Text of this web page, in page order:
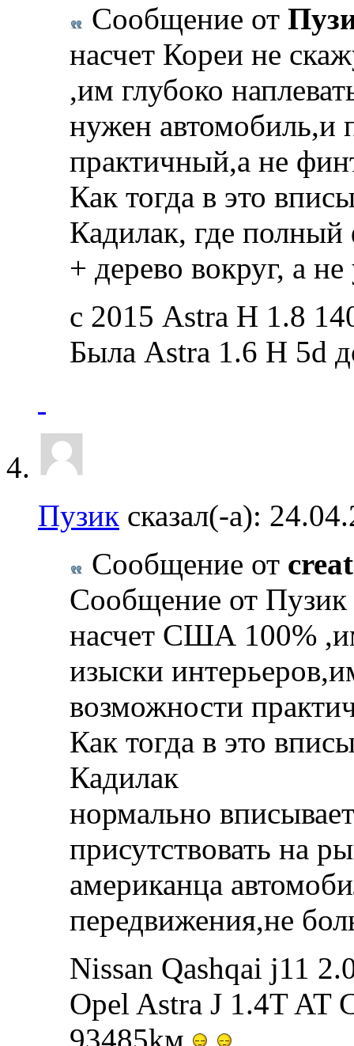
Сообщение от
насчет Кореи не
,им глубоко
нужен автомобиль,и
практичный,а не
Как тогда в это
Кадилак, где
+ дерево вокруг, а
с 2015 Astra Н 1.8
Была Astra 1.6 H 5d
Пузик сказал(-а):
Сообщение от
Сообщение от Пузик
насчет США 100%
изыски
возможности
Как тогда в это
Кадилак
нормально
присутствовать на
американца
передвижения,не
Nissan Qashqai j11
Opel Astra J 1.4T AT
93485kм